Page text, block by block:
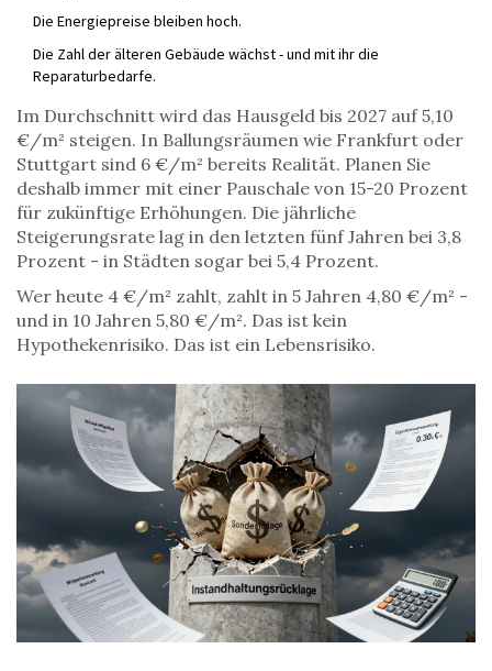
Die Energiepreise bleiben hoch.
Die Zahl der älteren Gebäude wächst - und mit ihr die
Reparaturbedarfe.
Im Durchschnitt wird das Hausgeld bis 2027 auf 5,10
€/m² steigen. In Ballungsräumen wie Frankfurt oder
Stuttgart sind 6 €/m² bereits Realität. Planen Sie
deshalb immer mit einer Pauschale von 15-20 Prozent
für zukünftige Erhöhungen. Die jährliche
Steigerungsrate lag in den letzten fünf Jahren bei 3,8
Prozent - in Städten sogar bei 5,4 Prozent.
Wer heute 4 €/m² zahlt, zahlt in 5 Jahren 4,80 €/m² -
und in 10 Jahren 5,80 €/m². Das ist kein
Hypothekenrisiko. Das ist ein Lebensrisiko.